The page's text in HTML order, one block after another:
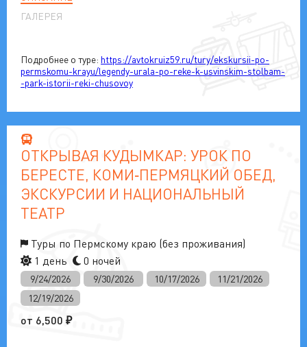
ГАЛЕРЕЯ
Подробнее о туре: https://avtokruiz59.ru/tury/ekskursii-po-
permskomu-krayu/legendy-urala-po-reke-k-usvinskim-stolbam-
-park-istorii-reki-chusovoy
ОТКРЫВАЯ КУДЫМКАР: УРОК ПО
БЕРЕСТЕ, КОМИ‑ПЕРМЯЦКИЙ ОБЕД,
ЭКСКУРСИИ И НАЦИОНАЛЬНЫЙ
ТЕАТР
Туры по Пермскому краю (без проживания)
1 день
0 ночей
9/24/2026 9/30/2026 10/17/2026
11/21/2026
12/19/2026
от 6,500 ₽